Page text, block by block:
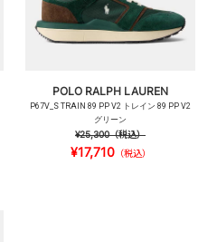
POLO RALPH LAUREN
P67V_S TRAIN 89 PP V2 トレイン 89 PP V2
グリーン
¥25,300（税込）
¥17,710（税込）